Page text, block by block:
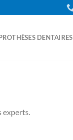
DENTAIRES
experts.